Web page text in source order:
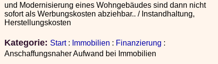
und Modernisierung eines Wohngebäudes sind dann nicht
sofort als Werbungskosten abziehbar.. / Instandhaltung,
Herstellungskosten
Kategorie: Start: Immobilien : Finanzierung :
Anschaffungsnaher Aufwand bei Immobilien